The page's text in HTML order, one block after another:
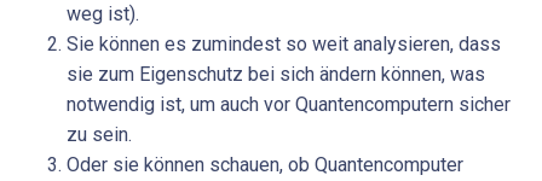
weg ist).
Sie können es zumindest so weit analysieren, dass
sie zum Eigenschutz bei sich ändern können, was
notwendig ist, um auch vor Quantencomputern sicher
zu sein.
Oder sie können schauen, ob Quantencomputer